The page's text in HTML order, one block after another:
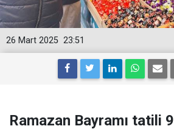
23:51
26 Mart 2025
Ramazan Bayramı tatili